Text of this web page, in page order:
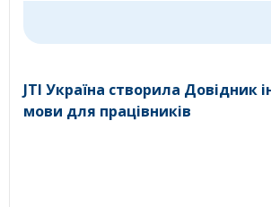
JTI Україна створила Довідник
мови для працівників